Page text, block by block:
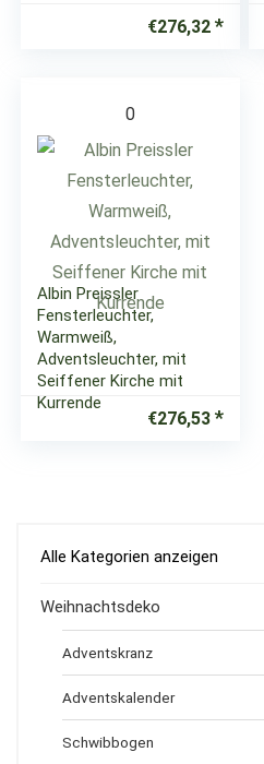
€276,32
0
Albin Preissler
Fensterleuchter,
Warmweiß,
Adventsleuchter, mit
Seiffener Kirche mit
Kurrende
€276,53
Alle Kategorien anzeigen
Weihnachtsdeko
Adventskranz
Adventskalender
Schwibbogen